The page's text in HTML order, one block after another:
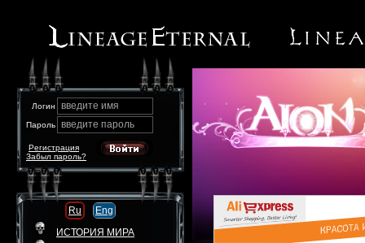
Логин введите имя
Пароль введите пароль
Забыл пароль?
Регистрация
Ru
Eng
ИСТОРИЯ МИРА